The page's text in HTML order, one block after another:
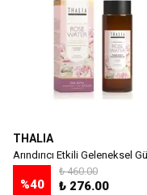
THALIA
%40
₺ 460.00
₺ 276.00